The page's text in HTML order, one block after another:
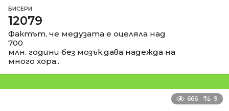
БИСЕРИ
12079
Фактът, че медузата е оцеляла над
700
млн. години без мозък,дава надежда на
много хора..
666 9